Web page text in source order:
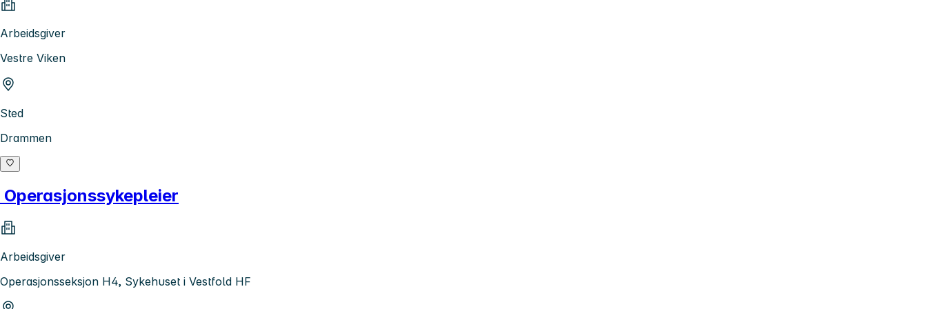
Arbeidsgiver
Vestre Viken
Sted
Drammen
Operasjonssykepleier
Arbeidsgiver
Operasjonsseksjon H4, Sykehuset i Vestfold HF